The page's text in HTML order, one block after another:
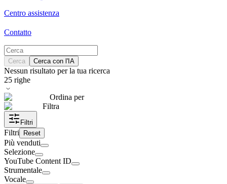
Centro assistenza
Contatto
Cerca Cerca con l'IA
Nessun risultato per la tua ricerca
25 righe
Ordina per
Filtra
Filtri
Filtri Reset
Più venduti
Selezione
YouTube Content ID
Strumentale
Vocale